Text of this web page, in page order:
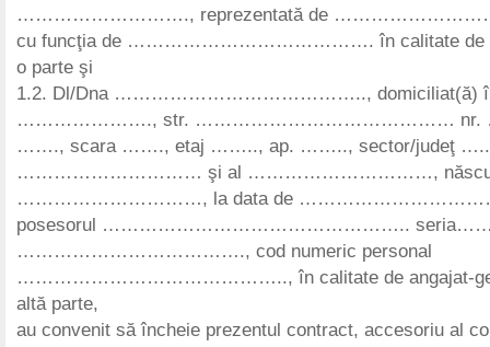
………………………., reprezentată de
cu funcţia de …………………………………. în calitate de
o parte şi
1.2. Dl/Dna ………………………………….., domiciliat(ă)
…………………., str. …………………………………… nr.
……., scara ……., etaj …….., ap. …….., sector/judeţ
………………………… şi al …………………………,
…………………………, la data de
posesorul …………………………………………..
………………………………., cod numeric personal
…………………………………….., în calitate de angajat-
altă parte,
au convenit să încheie prezentul contract, accesoriu al